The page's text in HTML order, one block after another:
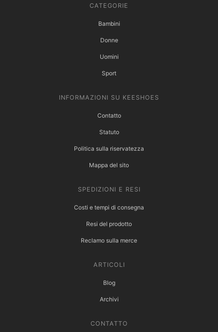
CATEGORIE
Bambini
Donne
Uomini
Sport
INFORMAZIONI SU KEESHOES
Contatto
Statuto
Politica sulla riservatezza
Mappa del sito
SPEDIZIONI E RESI
Costi e tempi di consegna
Resi del prodotto
Reclamo sulla merce
ARTICOLI
Blog
Archivi
CONTATTO